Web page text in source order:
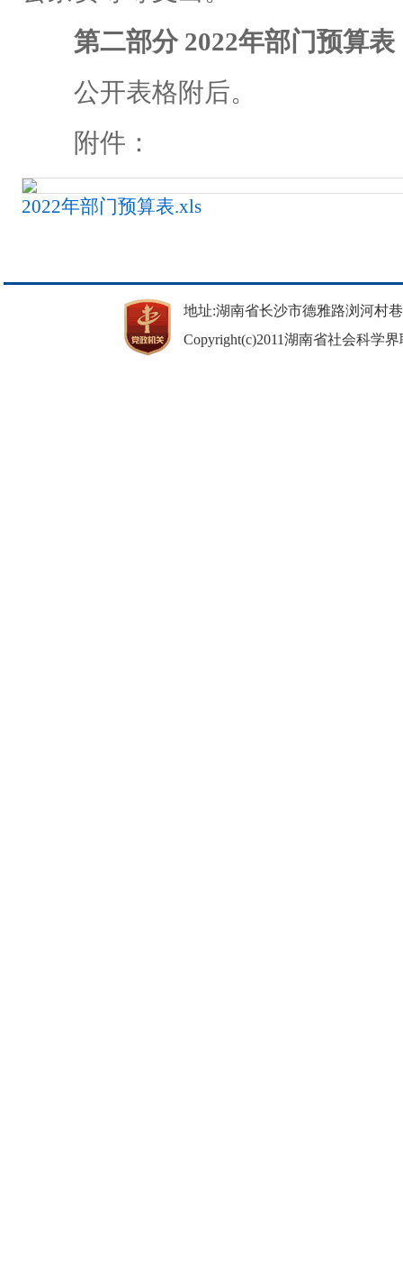
第二部分 2022年部门预算表
公开表格附后。
附件：
2022年部门预算表.xls
地址:湖南省长沙市德雅路浏河村
Copyright(c)2011湖南省社会科学